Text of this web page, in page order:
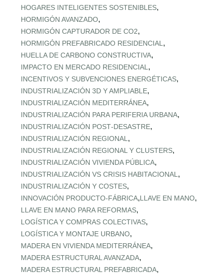
HOGARES INTELIGENTES SOSTENIBLES,
HORMIGÓN AVANZADO,
HORMIGÓN CAPTURADOR DE CO2,
HORMIGÓN PREFABRICADO RESIDENCIAL ,
HUELLA DE CARBONO CONSTRUCTIVA,
IMPACTO EN MERCADO RESIDENCIAL ,
INCENTIVOS Y SUBVENCIONES ENERGÉTICAS,
INDUSTRIALIZACIÓN 3D Y AMPLIABLE,
INDUSTRIALIZACIÓN MEDITERRÁNEA,
INDUSTRIALIZACIÓN PARA PERIFERIA URBANA,
INDUSTRIALIZACIÓN POST‑DESASTRE,
INDUSTRIALIZACIÓN REGIONAL ,
INDUSTRIALIZACIÓN REGIONAL Y CLUSTERS,
INDUSTRIALIZACIÓN VIVIENDA PÚBLICA,
INDUSTRIALIZACIÓN VS CRISIS HABITACIONAL ,
INDUSTRIALIZACIÓN Y COSTES,
INNOVACIÓN PRODUCTO-FÁBRICA,LLAVE EN MANO,
LLAVE EN MANO PARA REFORMAS,
LOGÍSTICA Y COMPRAS COLECTIVAS,
LOGÍSTICA Y MONTAJE URBANO,
MADERA EN VIVIENDA MEDITERRÁNEA,
MADERA ESTRUCTURAL AVANZADA,
MADERA ESTRUCTURAL PREFABRICADA,